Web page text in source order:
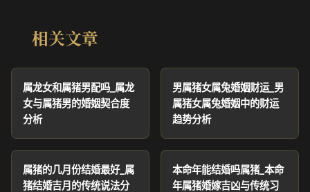
相关文章
属龙女和属猪男配吗_属龙
女与属猪男的婚姻契合度
分析
男属猪女属兔婚姻财运_男
属猪女属兔婚姻中的财运
趋势分析
属猪的几月份结婚最好_属
猪结婚吉月的传统说法分
本命年能结婚吗属猪_本命
年属猪婚嫁吉凶与传统习